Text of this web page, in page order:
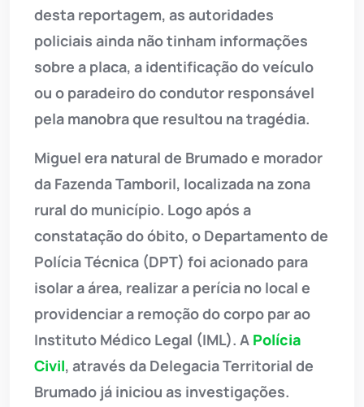
desta reportagem, as autoridades
policiais ainda não tinham informações
sobre a placa, a identificação do veículo
ou o paradeiro do condutor responsável
pela manobra que resultou na tragédia.
Miguel era natural de Brumado e morador
da Fazenda Tamboril, localizada na zona
rural do município. Logo após a
constatação do óbito, o Departamento de
Polícia Técnica (DPT) foi acionado para
isolar a área, realizar a perícia no local e
providenciar a remoção do corpo par ao
Instituto Médico Legal (IML). A Polícia
Civil, através da Delegacia Territorial de
Brumado já iniciou as investigações.